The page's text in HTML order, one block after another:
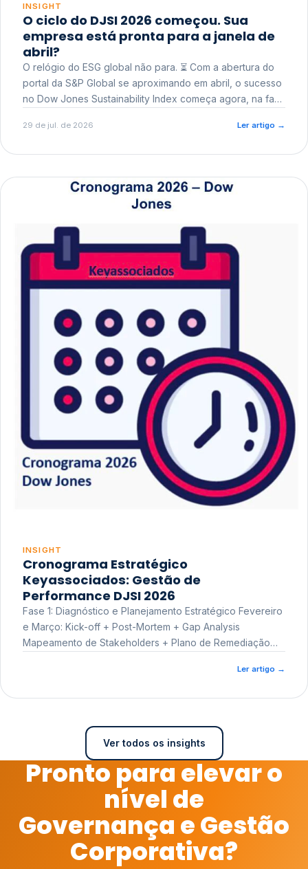
INSIGHT
O ciclo do DJSI 2026 começou. Sua
empresa está pronta para a janela de
abril?
O relógio do ESG global não para. ⏳ Com a abertura do
portal da S&P Global se aproximando em abril, o sucesso
no Dow Jones Sustainability Index começa agora, na fase
29 de jul. de 2026 Ler artigo →
INSIGHT
Cronograma Estratégico
Keyassociados: Gestão de
Performance DJSI 2026
Fase 1: Diagnóstico e Planejamento Estratégico Fevereiro
e Março: Kick-off + Post-Mortem + Gap Analysis
Mapeamento de Stakeholders + Plano de Remediação
Ler artigo →
Ver todos os insights
Pronto para elevar o
nível de
Governança e Gestão
Corporativa?